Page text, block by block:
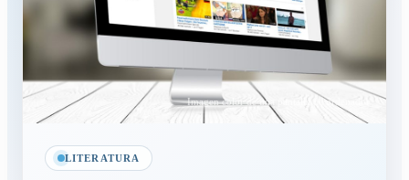
LITERATURA
Imagen color de una pantalla de ordenador